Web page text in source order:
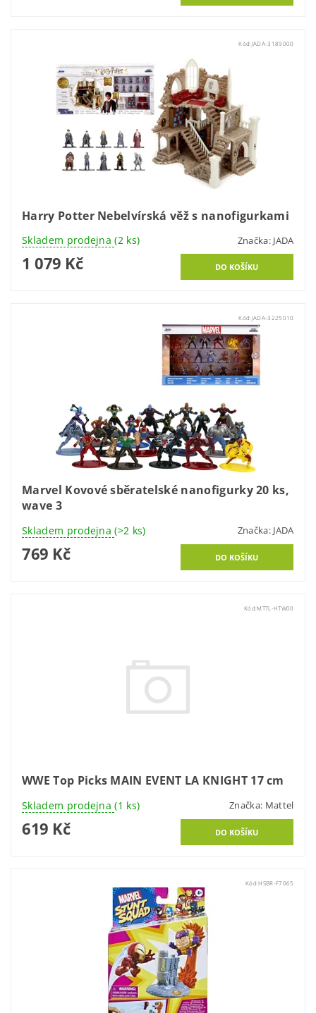
Kód: JADA-3189000
Harry Potter Nebelvírská věž s nanofigurkami
Skladem prodejna(2 ks) Značka: JADA
1 079 Kč
Kód:JADA-3225010
Marvel Kovové sběratelské nanofigurky 20 ks,
wave 3
Skladem prodejna(>2 ks) Značka: JADA
769 Kč
Kód:MTTL-HTW00
WWE Top Picks MAIN EVENT LA KNIGHT 17 cm
Skladem prodejna(1 ks) Značka: Mattel
619 Kč
Kód:HSBR-F7065